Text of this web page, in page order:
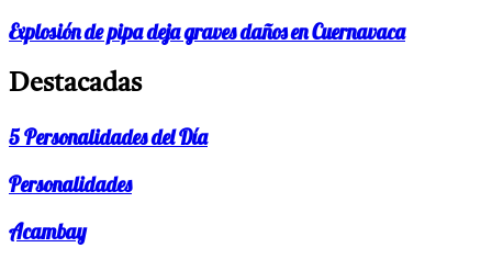
Explosión de pipa deja graves daños en Cuernavaca
Destacadas
5 Personalidades del Día
Personalidades
Acambay